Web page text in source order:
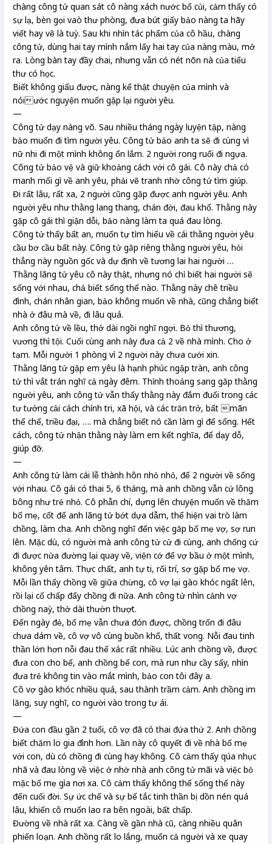
chàng công tử quan sát cô nàng xách nước bổ củi, cảm thấy có
sự lạ, bèn gọi vaò thư phòng, đưa bút giấy bảo nàng ta hãy
viết hay vẽ là tuỳ. Sau khi nhìn tác phẩm của cô hầu, chàng
công tử, dùng hai tay mình nắm lấy hai tay của nàng màu, mở
ra. Lòng bàn tay đầy chai, nhưng vẫn có nét nõn nà của tiểu
thư có học.
Biết không giấu được, nàng kể thật chuyện của mình và
nóiước nguyện muốn gặp lại người yêu.
—
Công tử dạy nàng võ. Sau nhiều tháng ngày luyện tập, nàng
bảo muốn đi tìm người yêu. Công tử bảo anh ta sẽ đi cùng vì
nữ nhi đi một mình không ổn lắm. 2 người rong ruổi đi ngựa.
Công tử bảo vệ và giữ khoảng cách với cô gái. Cô này chả có
manh mối gì về anh yêu, phải vẽ tranh nhờ công tử tìm giúp.
Đi rất lâu, rất xa, 2 người cũng găp được anh người yêu. Anh
người yêu như thằng lang thang, chán đời, đau khổ. Thằng này
gặp cô gái thì giận dỗi, bảo nàng làm ta quá đau lòng.
Công tử thấy bất an, muốn tự tìm hiểu về cái thằng người yêu
cầu bơ cầu bất này. Công tử găp riêng thằng người yêu, hỏi
thẳng này nguồn gốc và dự định về tương lai hai người …
Thằng lãng tử yêu cô này thật, nhưng nó chỉ biết hai người sẽ
sống với nhau, chả biết sống thế nào. Thằng này chê triều
đình, chán nhân gian, bảo không muốn về nhà, cũng chẳng biết
nhà ở đâu mà về, đi lâu quá.
Anh công tử về lều, thở dài ngồi nghĩ ngợi. Bỏ thì thương,
vương thì tội. Cuối cùng anh này đưa cả 2 về nhà mình. Cho ở
tạm. Mỗi người 1 phòng vì 2 người này chưa cưới xin.
Thằng lãng tử gặp em yêu là hạnh phúc ngập tràn, anh công
tử thì vắt trán nghĩ cả ngày đêm. Thỉnh thoảng sang găp thằng
người yêu, anh công tử vẫn thấy thằng này đắm đuối trong các
tư tưởng cải cách chính tri, xã hội, và các trăn trở, bất mãn
thể chế, triều đại, …. mà chẳng biết nó cần làm gì để sống. Hết
cách, công tử nhận thằng này làm em kết nghĩa, để dạy dỗ,
giúp đỡ.
—
Anh công tử làm cái lễ thành hôn nhỏ nhỏ, để 2 người về sống
với nhau. Cô gái có thai 5, 6 tháng, mà anh chồng vẫn cứ lông
bông như trẻ nhỏ. Cô phẫn chí, dựng lên chuyện muốn về thăm
bố mẹ, cốt để anh lãng tử bớt dựa dẫm, thể hiện vai trò làm
chồng, làm cha. Anh chồng nghĩ đến việc găp bố mẹ vợ, sợ run
lên. Mặc dù, có người mà anh công tử cử đi cùng, anh chống cứ
đi được nửa đường lại quay về, viện cớ để vợ bầu ở một mình,
không yên tâm. Thực chất, anh tự ti, rối trí, sợ gặp bố mẹ vợ.
Mỗi lần thấy chồng về giữa chừng, cô vợ lại gào khóc ngất lên,
rồi lại cố chấp đẩy chồng đi nữa. Anh công tử nhìn cảnh vợ
chồng naỳ, thở dài thườn thượt.
Đến ngày đẻ, bố mẹ vẫn chưa đón được, chồng trốn đi đâu
chưa dám về, cô vợ vô cùng buồn khổ, thất vong. Nỗi đau tinh
thần lớn hơn nỗi đau thế xác rất nhiều. Lúc anh chồng về, được
đưa con cho bế, anh chồng bế con, mà run như cầy sấy, nhìn
đưa trẻ không tin vào mắt mình, bảo con tôi đây a.
Cô vợ gào khóc nhiều quá, sau thành trầm cảm. Anh chồng im
lăng, suy nghĩ, co người vào trong tự ái.
—
Đứa con đầu gần 2 tuổi, cô vợ đã có thai đứa thứ 2. Anh chồng
biết chăm lo gia đình hơn. Lần này cô quyết đi về nhà bố mẹ
với con, dù có chồng đi cùng hay không. Cô cảm thấy qúa nhục
nhã và đau lòng về việc ở nhờ nhà anh công tử mãi và việc bỏ
mặc bố mẹ gìa nơi xa. Cô cảm thấy không thể sống thế này
đến cuối đời. Sự ức chế và sự bế tắc tinh thần bị dồn nén quá
lâu, khiến cô muốn lao ra bên ngoài, bất chấp.
Đường về nhà rất xa. Càng về gần nhà cũ, càng nhiều quân
phiến loạn. Anh chồng rất lo lắng, muốn cả người và xe quay